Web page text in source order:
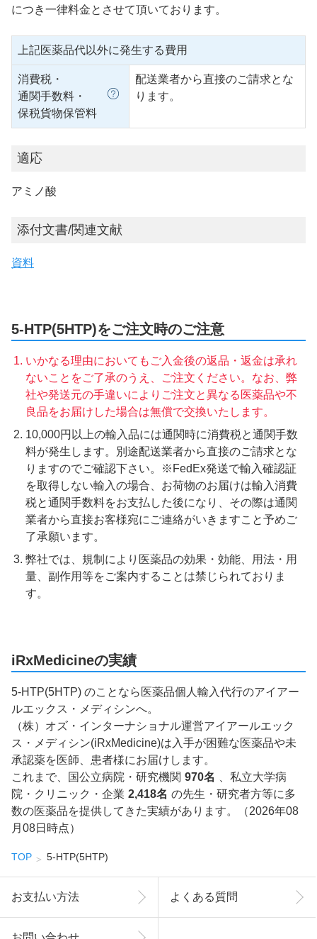
につき一律料金とさせて頂いております。
上記医薬品代以外に発生する費用
消費税・
通関手数料・
保税貨物保管料
配送業者から直接のご請求とな
ります。
適応
アミノ酸
添付文書/関連文献
資料
5-HTP(5HTP)をご注文時のご注意
いかなる理由においてもご入金後の返品・返金は承れ
ないことをご了承のうえ、ご注文ください。なお、弊
社や発送元の手違いによりご注文と異なる医薬品や不
良品をお届けした場合は無償で交換いたします。
10,000円以上の輸入品には通関時に消費税と通関手数
料が発生します。別途配送業者から直接のご請求とな
りますのでご確認下さい。※FedEx発送で輸入確認証
を取得しない輸入の場合、お荷物のお届けは輸入消費
税と通関手数料をお支払した後になり、その際は通関
業者から直接お客様宛にご連絡がいきますこと予めご
了承願います。
弊社では、規制により医薬品の効果・効能、用法・用
量、副作用等をご案内することは禁じられておりま
す。
iRxMedicineの実績
5-HTP(5HTP) のことなら医薬品個人輸入代行のアイアー
ルエックス・メディシンへ。
（株）オズ・インターナショナル運営アイアールエック
ス・メディシン(iRxMedicine)は入手が困難な医薬品や未
承認薬を医師、患者様にお届けします。
これまで、国公立病院・研究機関 970名
、私立大学病
院・クリニック・企業 2,418名 の先生・研究者方等に多
数の医薬品を提供してきた実績があります。（2026年08
月08日時点）
TOP 5-HTP(5HTP)
お支払い方法 よくある質問